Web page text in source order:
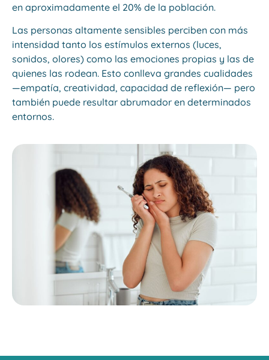
en aproximadamente el 20% de la población.
Las personas altamente sensibles perciben con más
intensidad tanto los estímulos externos (luces,
sonidos, olores) como las emociones propias y las de
quienes las rodean. Esto conlleva grandes cualidades
—empatía, creatividad, capacidad de reflexión— pero
también puede resultar abrumador en determinados
entornos.